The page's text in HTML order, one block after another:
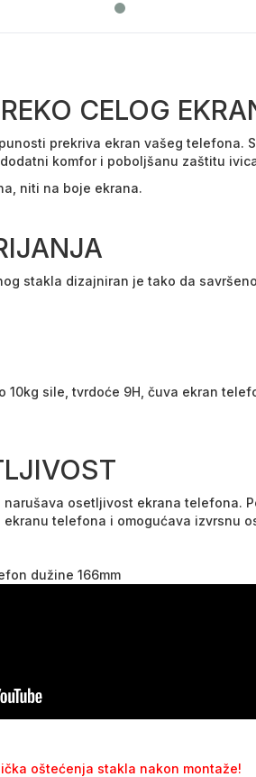
CELOG
prekriva ekran vašeg telefona.
komfor i poboljšanu zaštitu
niti na boje ekrana.
stakla dizajniran je tako da
10kg sile, tvrdoće 9H, čuva ekran
osetljivost ekrana telefona.
telefona i omogućava izvrsnu
dužine 166mm
oštećenja stakla nakon montaže!